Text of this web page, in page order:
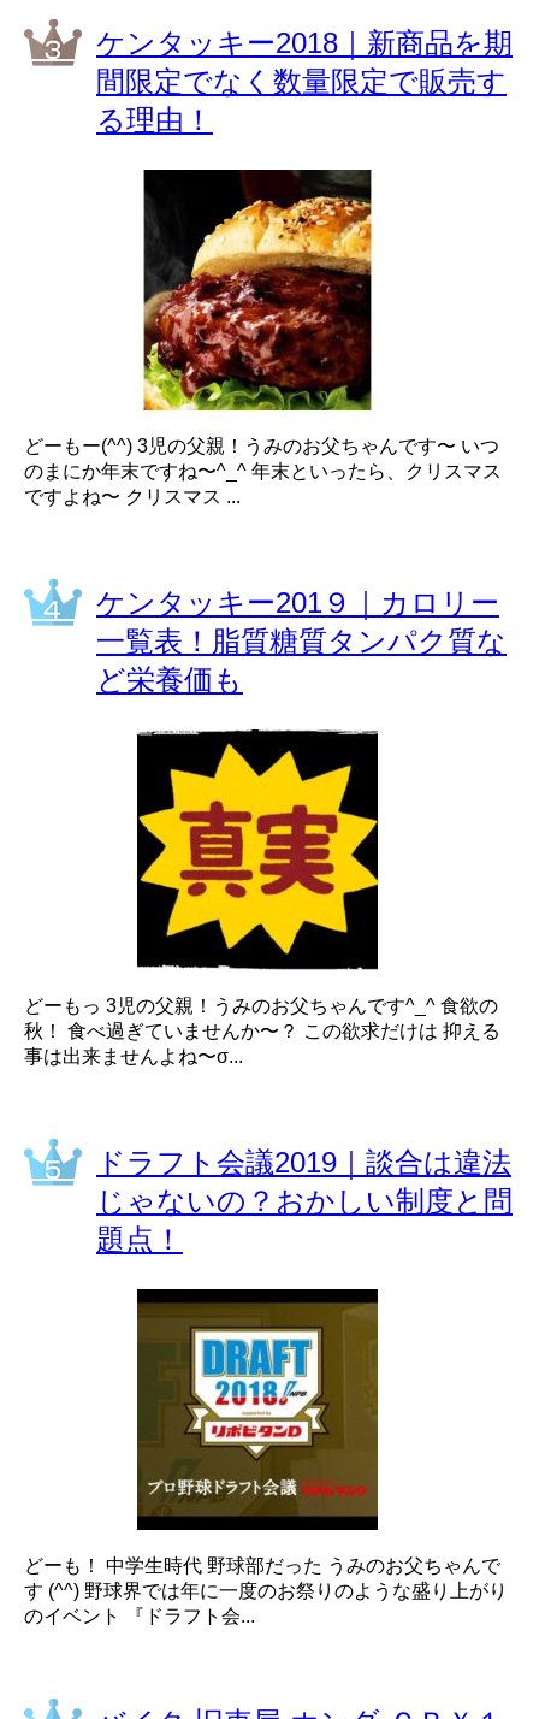
ケンタッキー2018｜新商品を期
間限定でなく数量限定で販売す
る理由！
どーもー(^^) 3児の父親！うみのお父ちゃんです〜 いつ
のまにか年末ですね〜^_^ 年末といったら、クリスマス
ですよね〜 クリスマス ...
ケンタッキー201９｜カロリー
一覧表！脂質糖質タンパク質な
ど栄養価も
どーもっ 3児の父親！うみのお父ちゃんです^_^ 食欲の
秋！ 食べ過ぎていませんか〜？ この欲求だけは 抑える
事は出来ませんよね〜σ...
ドラフト会議2019｜談合は違法
じゃないの？おかしい制度と問
題点！
どーも！ 中学生時代 野球部だった うみのお父ちゃんで
す (^^) 野球界では年に一度のお祭りのような盛り上がり
のイベント 『ドラフト会...